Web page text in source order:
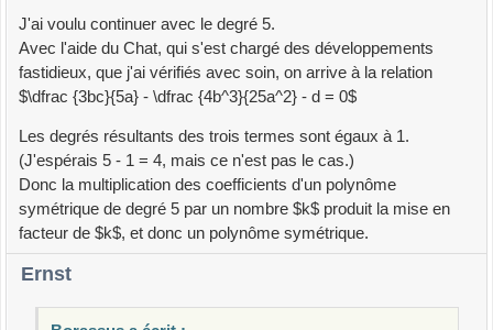
J'ai voulu continuer avec le degré 5.
Avec l'aide du Chat, qui s'est chargé des développements
fastidieux, que j'ai vérifiés avec soin, on arrive à la relation
$\dfrac {3bc}{5a} - \dfrac {4b^3}{25a^2} - d = 0$
Les degrés résultants des trois termes sont égaux à 1.
(J'espérais 5 - 1 = 4, mais ce n'est pas le cas.)
Donc la multiplication des coefficients d'un polynôme
symétrique de degré 5 par un nombre $k$ produit la mise en
facteur de $k$, et donc un polynôme symétrique.
Ernst